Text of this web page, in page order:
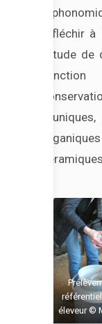
réfléchir
l’étude
éleveur ©